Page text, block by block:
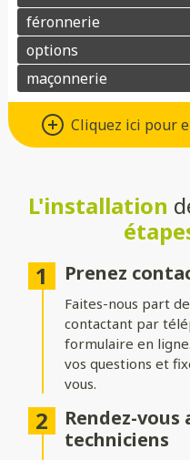
Cliquez ici pour
Différents types
Choisissez le système
Battant: idéal pour les
classique à deux vantaux.
optimise le dégagement
Coulissant autoportant:
fonctionnement fluide et
Formes du
Ajoutez du style à votre
portails :
L'installation
Prenez
Faites-nous part
contactant par
formulaire en
vos questions et
vous.
Rendez-vous
techniciens